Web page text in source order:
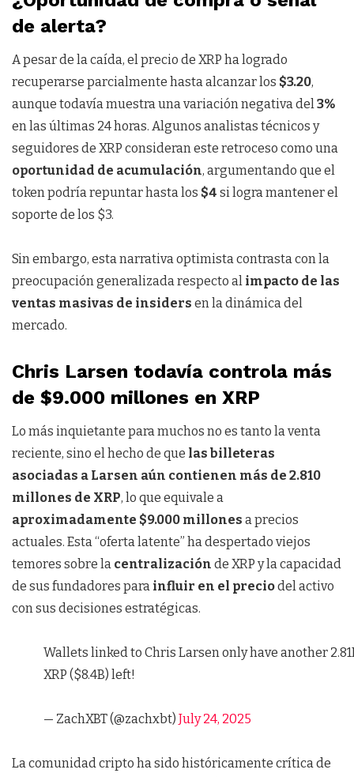
de alerta?
A pesar de la caída, el precio de XRP ha logrado
recuperarse parcialmente hasta alcanzar los $3.20,
aunque todavía muestra una variación negativa del3%
en las últimas 24 horas. Algunos analistas técnicos y
seguidores de XRP consideran este retroceso como una
oportunidad de acumulación, argumentando que el
token podría repuntar hasta los $4 si logra mantener el
soporte de los $3.
Sin embargo, esta narrativa optimista contrasta con la
preocupación generalizada respecto al impacto de las
ventas masivas de insiders en la dinámica del
mercado.
Chris Larsen todavía controla más
de $9.000 millones en XRP
Lo más inquietante para muchos no es tanto la venta
reciente, sino el hecho de que las billeteras
asociadas a Larsen aún contienen más de 2.810
millones de XRP, lo que equivale a
aproximadamente $9.000 millones a precios
actuales. Esta “oferta latente” ha despertado viejos
temores sobre la centralización de XRP y la capacidad
de sus fundadores para influir en el preciodel activo
con sus decisiones estratégicas.
Wallets linked to Chris Larsen only have another
XRP ($8.4B) left!
— ZachXBT (@zachxbt) July 24, 2025
La comunidad cripto ha sido históricamente crítica de